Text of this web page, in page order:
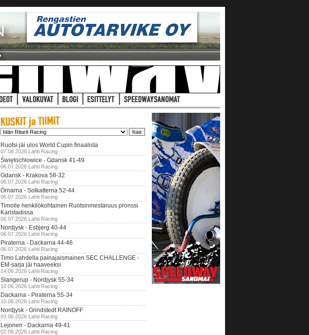
Ruotsi jäi ulos World Cupin finaalista
07.08.2026 Lahti Racing
Świętochłowice - Gdansk 41-49
06.07.2026 Lahti Racing
Gdansk - Krakova 58-32
06.07.2026 Lahti Racing
Örnarna - Solkatterna 52-44
06.07.2026 Lahti Racing
Timolle henkilökohtainen Ruotsinmestaruus pronssi
Karlstadissa
06.07.2026 Lahti Racing
Nordjysk - Esbjerg 40-44
06.07.2026 Lahti Racing
Piraterna - Dackarna 44-46
06.07.2026 Lahti Racing
Timo Lahdella painajaismainen SEC CHALLENGE -
EM-sarja jäi haaveeksi
14.06.2026 Lahti Racing
Slangerup - Nordjysk 55-34
10.06.2026 Lahti Racing
Dackarna - Piraterna 55-34
10.06.2026 Lahti Racing
Nordjysk - Grindstedt RAINOFF
03.06.2026 Lahti Racing
Lejonen - Dackarna 49-41
02.06.2026 Lahti Racing